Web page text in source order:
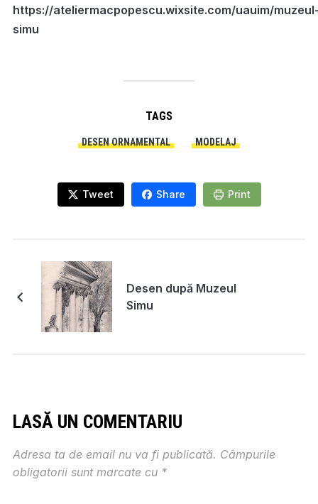
https://ateliermacpopescu.wixsite.com/uauim/
simu
TAGS
DESEN ORNAMENTAL MODELAJ
Tweet Share Print
Desen după Muzeul
Simu
LASĂ UN COMENTARIU
Adresa ta de email nu va fi publicată. Câmpurile
obligatorii sunt marcate cu *